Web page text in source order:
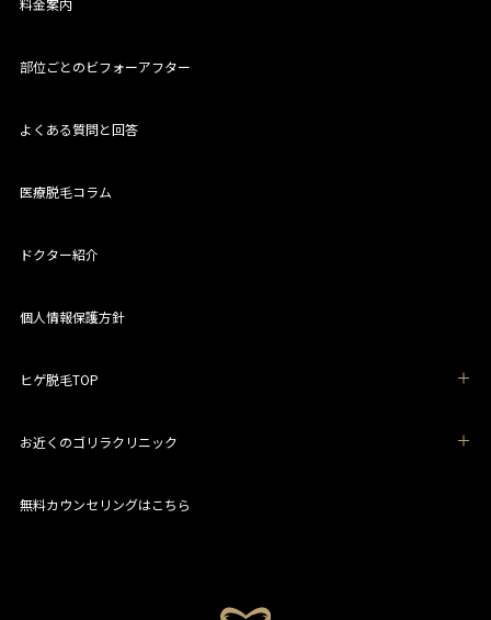
部位ごとのビフォーアフター
よくある質問と回答
医療脱毛コラム
ドクター紹介
個人情報保護方針
ヒゲ脱毛TOP
お近くのゴリラクリニック
無料カウンセリングはこちら